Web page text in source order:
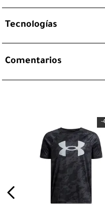
Tecnologías
Comentarios
-